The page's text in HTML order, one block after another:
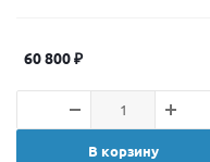
60 800₽
В корзину